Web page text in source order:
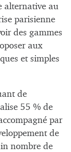
alternative au
parisienne
des gammes
aux
et simples
de
55 % de
par
de
nombre de